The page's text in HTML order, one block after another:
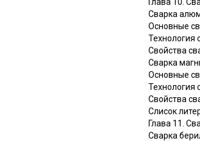
Сварка
Основные
Технология
Свойства
Сварка
Основные
Технология
Свойства
Слисок
Глава 11.
Сварка